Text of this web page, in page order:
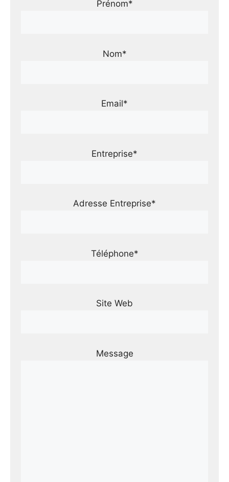
Prénom*
Nom*
Email*
Entreprise*
Adresse Entreprise*
Téléphone*
Site Web
Message